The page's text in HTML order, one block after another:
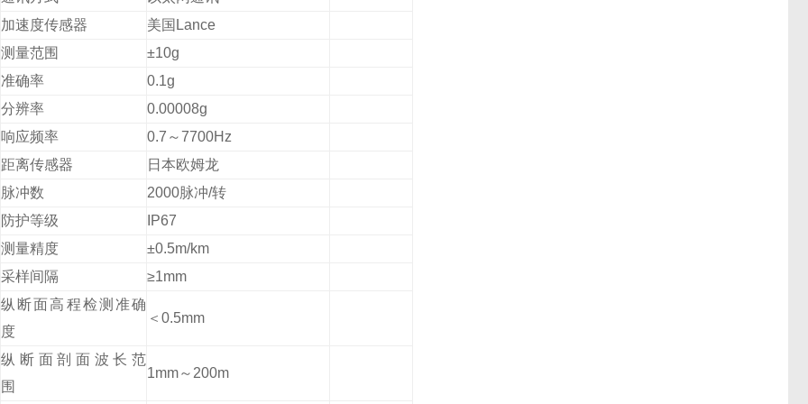
加速度传感器
美国Lance
测量范围
±10g
准确率
0.1g
分辨率
0.00008g
响应频率
0.7 ～7700Hz
距离传感器
日本欧姆龙
脉冲数
2000脉冲/转
防护等级
IP67
测量精度
±0.5m/km
采样间隔 ≥1mm
纵断面高程检测准确
度
＜0.5mm
纵断面剖面波长范
围
1mm～200m